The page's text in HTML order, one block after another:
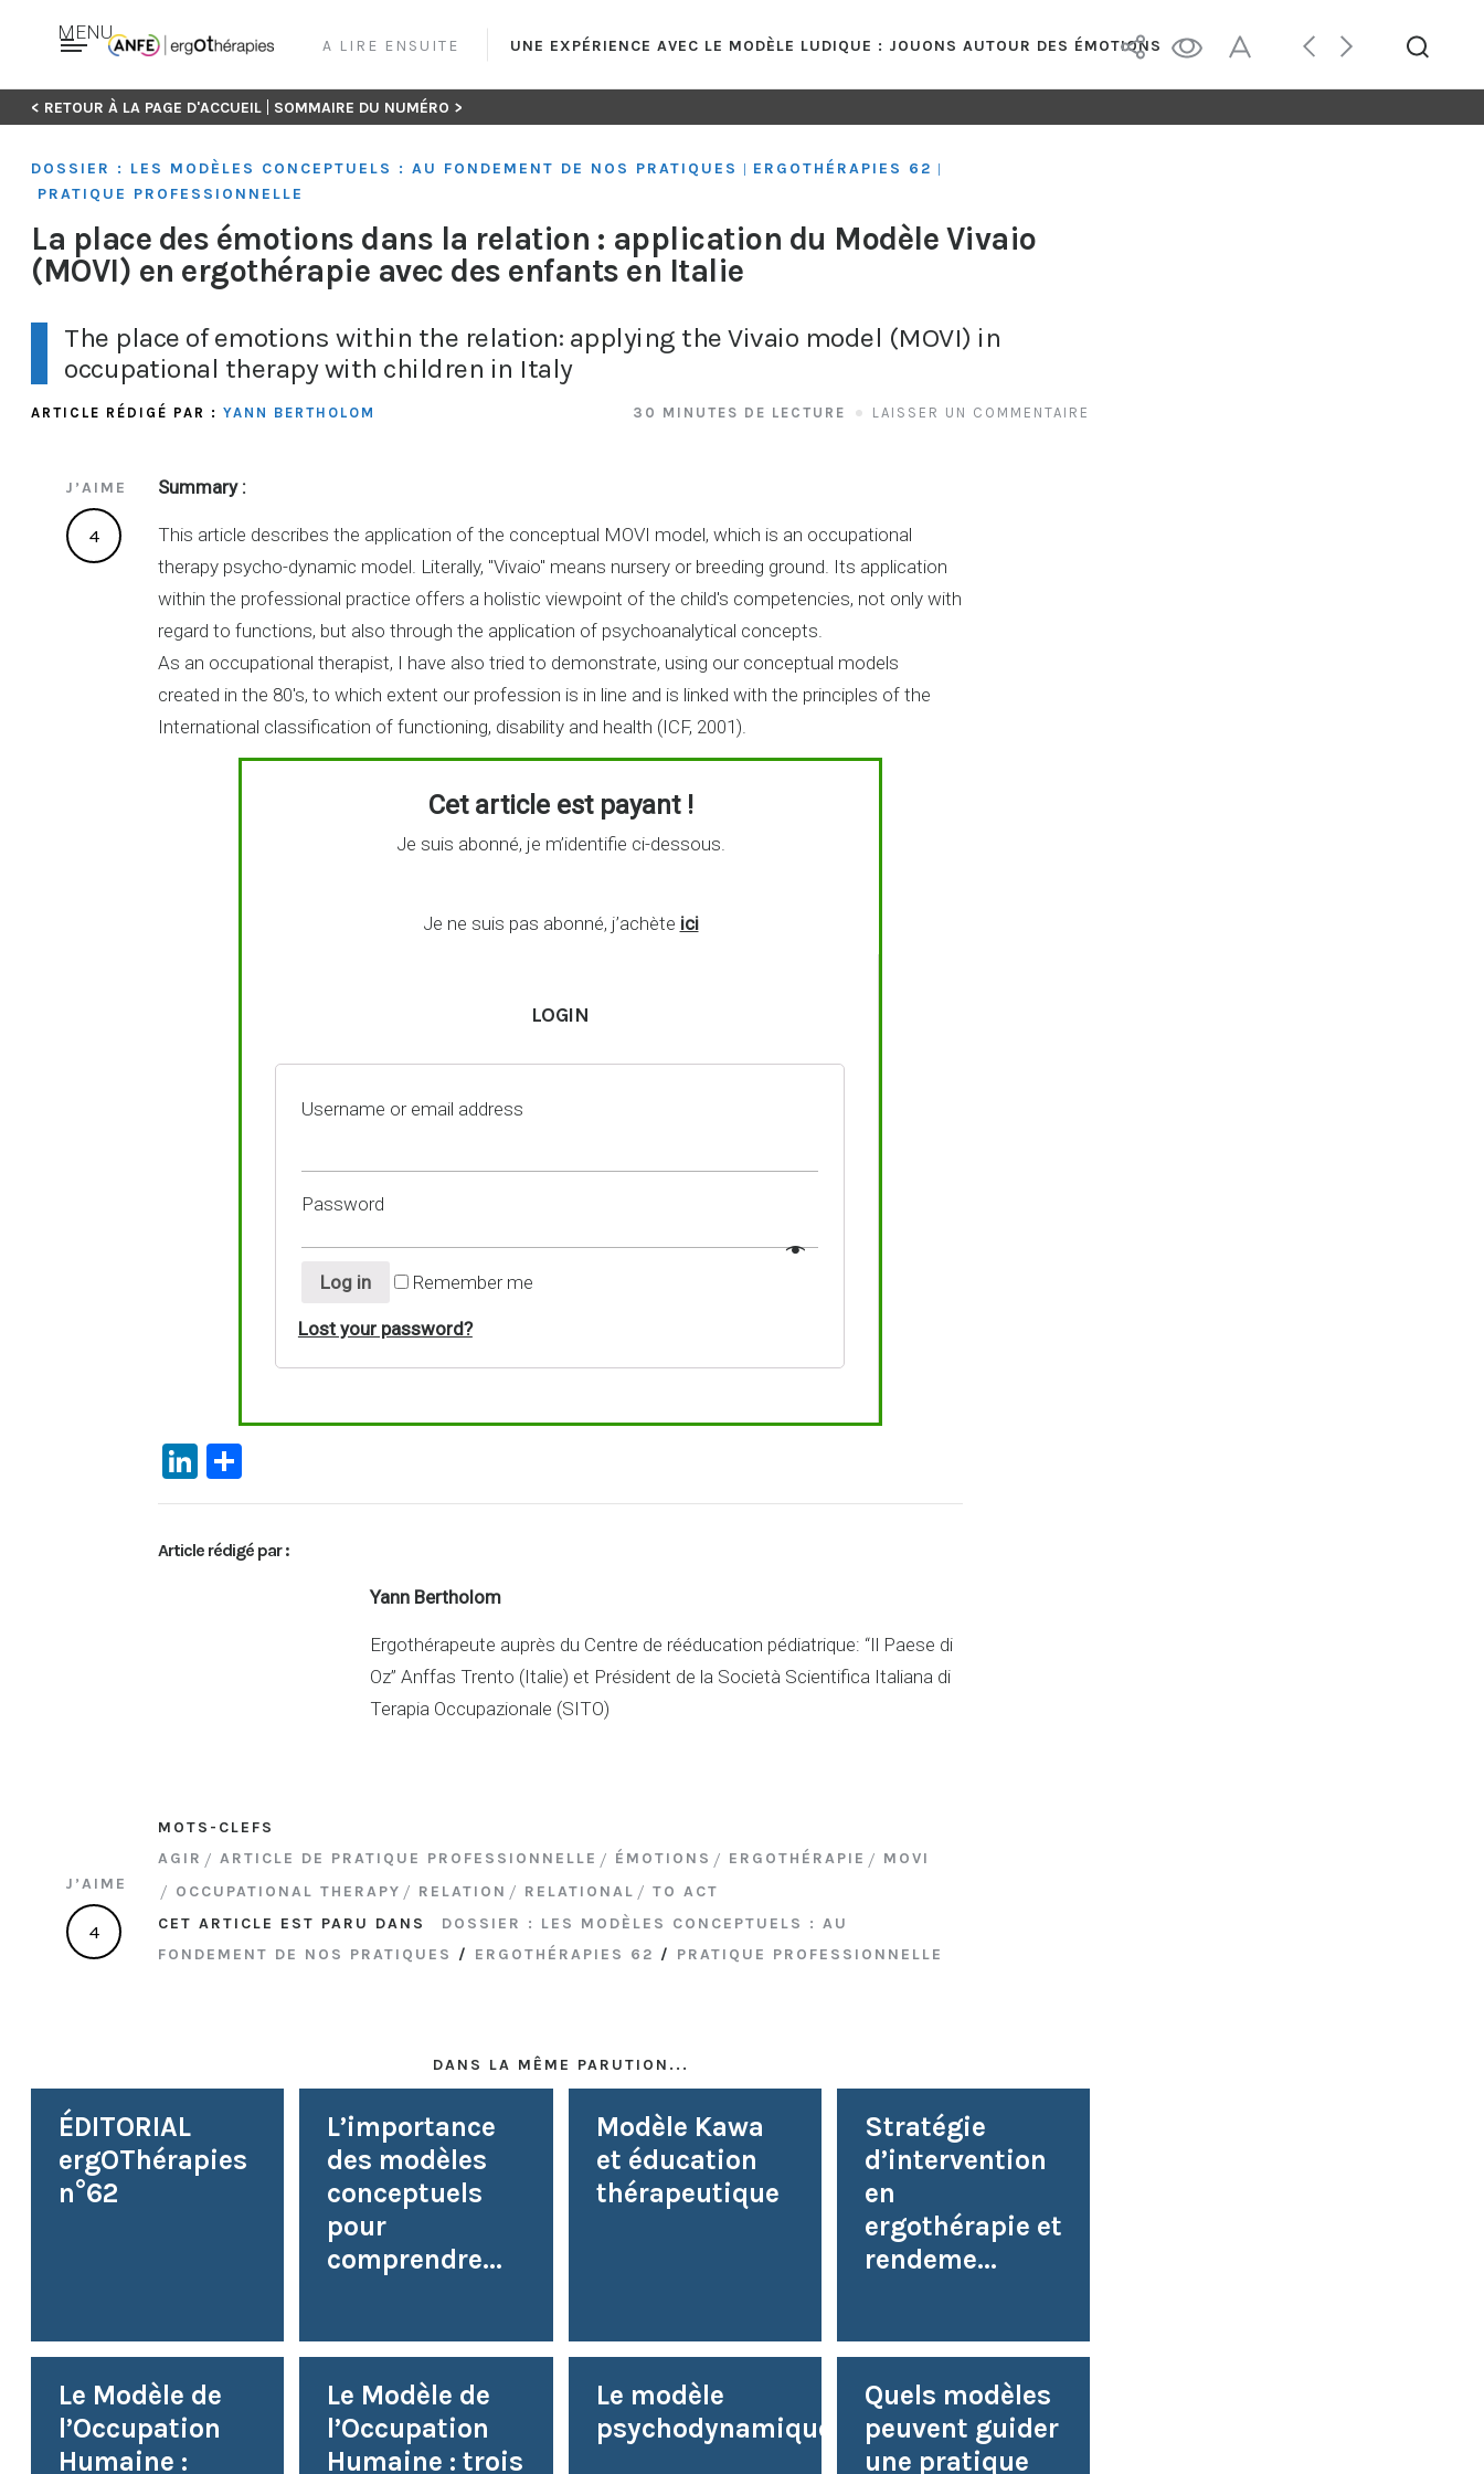
Skip
content
A LIRE ENSUITE UNE EXPÉRIENCE AVEC LE MODÈLE LUDIQUE : JOUONS AUTOUR DES ÉMOTIONS
MENU
< RETOUR À LA PAGE D'ACCUEIL | SOMMAIRE DU NUMÉRO >
DOSSIER : LES MODÈLES CONCEPTUELS : AU FONDEMENT DE NOS PRATIQUES ERGOTHÉRAPIES 62
PRATIQUE PROFESSIONNELLE
La place des émotions dans la relation : application du Modèle Vivaio
(MOVI) en ergothérapie avec des enfants en Italie
The place of emotions within the relation: applying the Vivaio model (MOVI) in
occupational therapy with children in Italy
ARTICLE RÉDIGÉ PAR : YANN BERTHOLOM 30 MINUTES DE LECTURE LAISSER UN COMMENTAIRE
J’AIME
4
Summary :
This article describes the application of the conceptual MOVI model, which is an occupational
therapy psycho-dynamic model. Literally, "Vivaio" means nursery or breeding ground. Its application
within the professional practice offers a holistic viewpoint of the child's competencies, not only with
regard to functions, but also through the application of psychoanalytical concepts.
As an occupational therapist, I have also tried to demonstrate, using our conceptual models
created in the 80's, to which extent our profession is in line and is linked with the principles of the
International classification of functioning, disability and health (ICF, 2001).
Cet article est payant !
Je suis abonné, je m’identifie ci-dessous.
Je ne suis pas abonné, j’achète ici
LOGIN
Username or email address
Password
Log in Remember me
Lost your password?
Li
n
ke
dI
ar
ta
g
Article rédigé par :
Yann Bertholom
Ergothérapeute auprès du Centre de rééducation pédiatrique: “Il Paese di
Oz” Anffas Trento (Italie) et Président de la Società Scientifica Italiana di
Terapia Occupazionale (SITO)
MOTS-CLEFS
AGIR
ARTICLE DE PRATIQUE PROFESSIONNELLE ÉMOTIONS ERGOTHÉRAPIE
MOVI
OCCUPATIONAL THERAPY
RELATION RELATIONAL
TO ACT
CET ARTICLE EST PARU DANS
DOSSIER : LES MODÈLES CONCEPTUELS : AU
FONDEMENT DE NOS PRATIQUES / ERGOTHÉRAPIES 62 / PRATIQUE PROFESSIONNELLE
J’AIME
4
DANS LA MÊME PARUTION...
ÉDITORIAL
ergOThérapies
n°62
L’importance
des modèles
conceptuels
pour
comprendre...
Modèle Kawa
et éducation
thérapeutique
Stratégie
d’intervention
en
ergothérapie et
rendeme...
Le Modèle de
l’Occupation
Humaine :
Le Modèle de
l’Occupation
Humaine : trois
Le modèle
psychodynamique
Quels modèles
peuvent guider
une pratique